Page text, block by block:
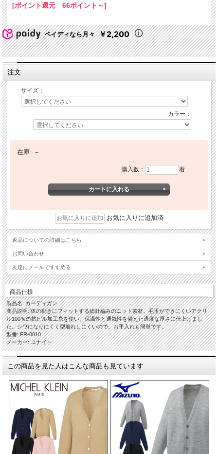
[ポイント還元 66ポイント～]
ペイディなら月々 ￥2,200
注文
サイズ：
カラー：
在庫: －
購入数： 着
お気に入りに追加済
返品についての詳細はこちら
お問い合わせ
友達にメールですすめる
商品仕様
製品名: カーディガン
商品説明: 体の動きにフィットする総針編みのニット素材。毛玉ができにくいアクリ
ル100％の抗ピル加工糸を使い、保温性と通気性を備えた適度な厚さに仕上げまし
た。シワになりにくく型崩れしにくいので、お手入れも簡単です。
型番: FR-0010
メーカー: ユナイト
この商品を見た人はこんな商品も見ています